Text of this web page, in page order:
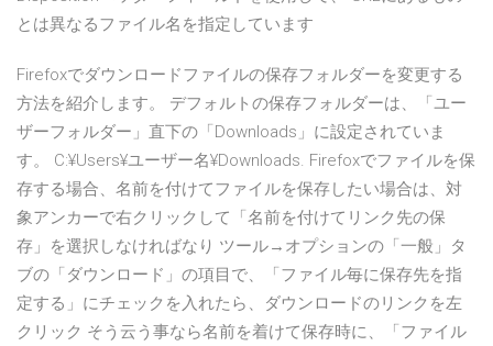
とは異なるファイル名を指定しています
Firefoxでダウンロードファイルの保存フォルダーを変更する
方法を紹介します。 デフォルトの保存フォルダーは、「ユー
ザーフォルダー」直下の「Downloads」に設定されていま
す。 C:¥Users¥ユーザー名¥Downloads. Firefoxでファイルを保
存する場合、名前を付けてファイルを保存したい場合は、対
象アンカーで右クリックして「名前を付けてリンク先の保
存」を選択しなければなり ツール→オプションの「一般」タ
ブの「ダウンロード」の項目で、「ファイル毎に保存先を指
定する」にチェックを入れたら、ダウンロードのリンクを左
クリック そう云う事なら名前を着けて保存時に、「ファイル